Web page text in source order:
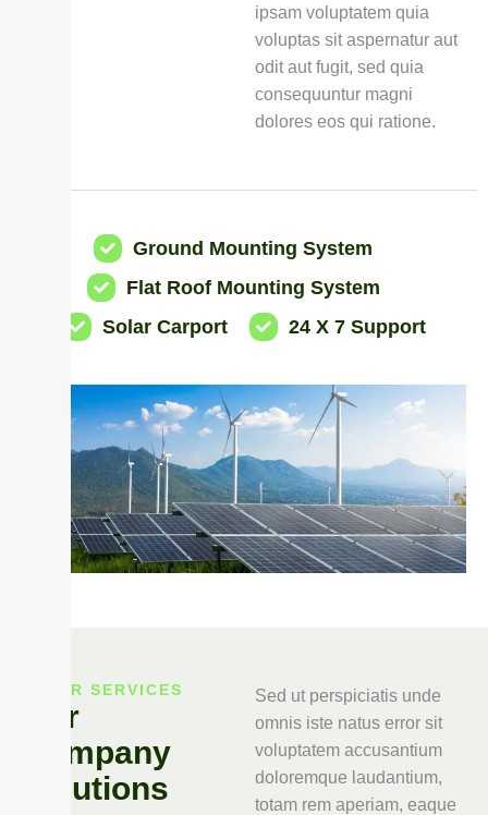
ipsam voluptatem quia
voluptas sit aspernatur aut
odit aut fugit, sed quia
consequuntur magni
dolores eos qui ratione.
Ground Mounting System
Flat Roof Mounting System
Solar Carport
24 X 7 Support
OUR SERVICES
r
mpany
utions
Sed ut perspiciatis unde
omnis iste natus error sit
voluptatem accusantium
doloremque laudantium,
totam rem aperiam, eaque